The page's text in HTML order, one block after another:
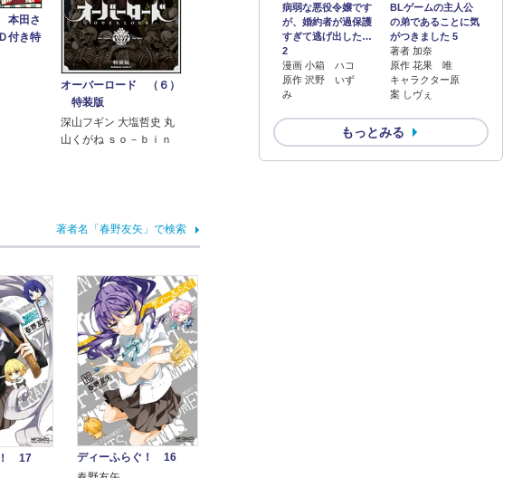
病弱な悪役令嬢です
が、婚約者が過保護
すぎて逃げ出した…
2
漫画 小箱 ハコ
原作 沢野 いず
み
BLゲームの主人公
の弟であることに気
がつきました 5
著者 加奈
原作 花果 唯
キャラクター原
案 しヴぇ
もっとみる
本田さ
付き特
オーバーロード （６）
特装版
深山フギン 大塩哲史 丸
山くがね ｓｏ－ｂｉｎ
著者名「春野友矢」で検索
！ 17
ディーふらぐ！ 16